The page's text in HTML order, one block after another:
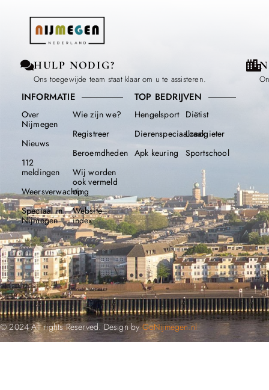
HULP NODIG?
Ons toegewijde team staat klaar om u te assisteren.
INFORMATIE
Over
Nijmegen
Nieuws
112
meldingen
Weersverwachting
Speciaal in
Nijmegen
Wie zijn we?
Registreer
Beroemdheden​
Wij worden
ook vermeld
op
Website
index
TOP BEDRIJVEN
Hengelsport
Dierenspeciaalzaak
Apk keuring
Diëtist
Loodgieter
Sportschool
© 2024 All rights Reserved. Design byGoNijmegen.nl